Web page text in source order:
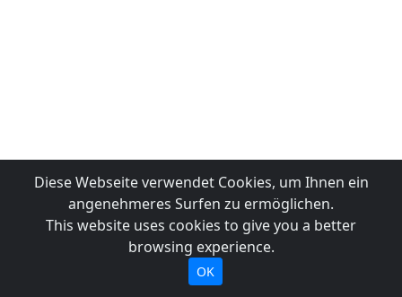
Diese Webseite verwendet Cookies, um Ihnen ein
angenehmeres Surfen zu ermöglichen.
This website uses cookies to give you a better
browsing experience.
OK